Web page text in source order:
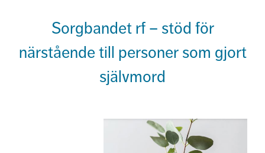
Sorgbandet rf – stöd för
närstående till personer som gjort
självmord